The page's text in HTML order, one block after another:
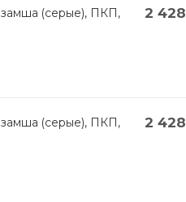
замша (серые), ПКП,
2 428
замша (серые), ПКП,
2 428